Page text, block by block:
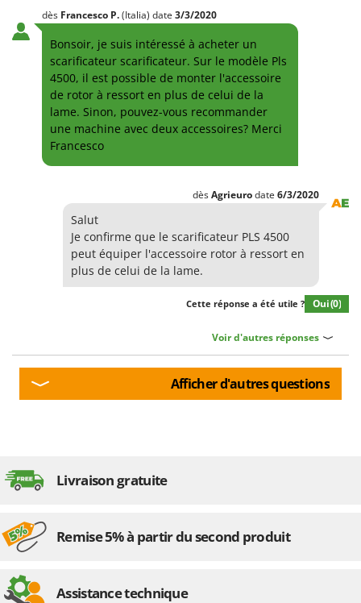
dès Francesco P.(Italia) date 3/3/2020
Bonsoir, je suis intéressé à acheter un
scarificateur scarificateur. Sur le modèle Pls
4500, il est possible de monter l'accessoire
de rotor à ressort en plus de celui de la
lame. Sinon, pouvez-vous recommander
une machine avec deux accessoires? Merci
Francesco
dèsAgrieurodate 6/3/2020
Salut
Je confirme que le scarificateur PLS 4500
peut équiper l'accessoire rotor à ressort en
plus de celui de la lame.
Cette réponse a été utile ? Oui(0)
Voir d'autres réponses
Afficher d'autres questions
Livraison gratuite
Remise 5% à partir du second produit
Assistance technique